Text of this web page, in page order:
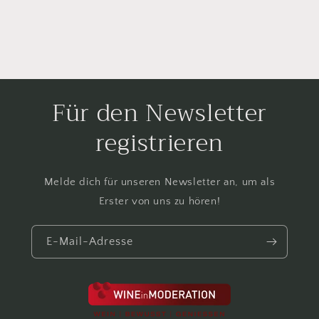
Für den Newsletter
registrieren
Melde dich für unseren Newsletter an, um als
Erster von uns zu hören!
E-Mail-Adresse